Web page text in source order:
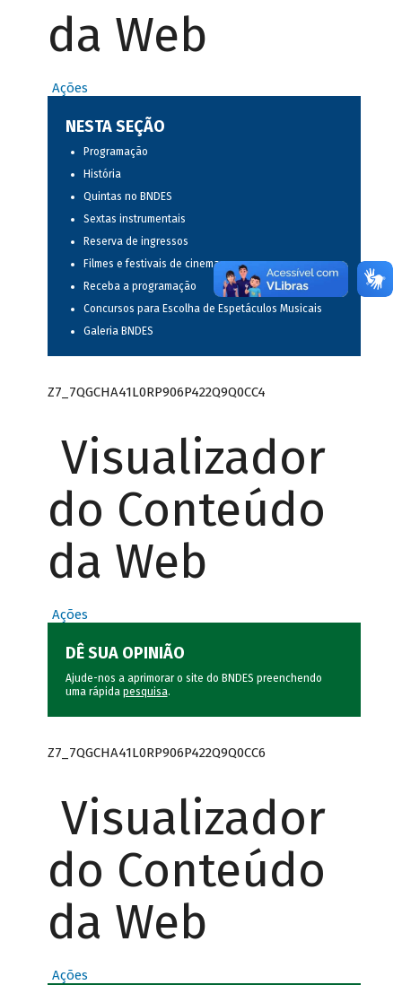
da Web
Ações
NESTA SEÇÃO
Programação
História
Quintas no BNDES
Sextas instrumentais
Reserva de ingressos
Filmes e festivais de cinema
Receba a programação
Concursos para Escolha de Espetáculos Musicais
Galeria BNDES
Z7_7QGCHA41L0RP906P422Q9Q0CC4
Visualizador
do Conteúdo
da Web
Ações
DÊ SUA OPINIÃO
Ajude-nos a aprimorar o site do BNDES preenchendo
uma rápida pesquisa.
Z7_7QGCHA41L0RP906P422Q9Q0CC6
Visualizador
do Conteúdo
da Web
Ações